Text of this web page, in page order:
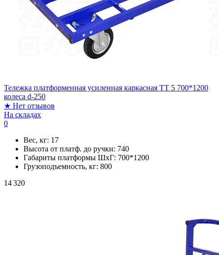
Тележка платформенная усиленная каркасная ТТ 5 700*1200
колеса d-250
★ Нет отзывов
На складах
0
Вес, кг: 17
Высота от платф. до ручки: 740
Габариты платформы ШxГ: 700*1200
Грузоподъемность, кг: 800
14 320